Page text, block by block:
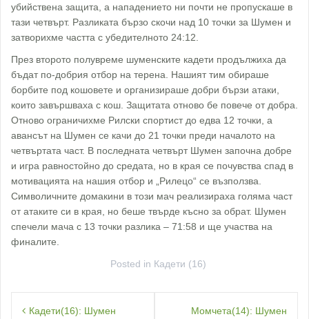
убийствена защита, а нападението ни почти не пропускаше в
тази четвърт. Разликата бързо скочи над 10 точки за Шумен и
затворихме частта с убедителното 24:12.
През второто полувреме шуменските кадети продължиха да
бъдат по-добрия отбор на терена. Нашият тим обираше
борбите под кошовете и организираше добри бързи атаки,
които завършваха с кош. Защитата отново бе повече от добра.
Отново ограничихме Рилски спортист до едва 12 точки, а
авансът на Шумен се качи до 21 точки преди началото на
четвъртата част. В последната четвърт Шумен започна добре
и игра равностойно до средата, но в края се почувства спад в
мотивацията на нашия отбор и „Рилецо“ се възползва.
Символичните домакини в този мач реализираха голяма част
от атаките си в края, но беше твърде късно за обрат. Шумен
спечели мача с 13 точки разлика – 71:58 и ще участва на
финалите.
Posted in Кадети (16)
Навигация
Кадети(16): Шумен
Момчета(14): Шумен